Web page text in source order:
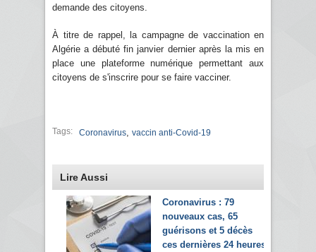
demande des citoyens.
À titre de rappel, la campagne de vaccination en
Algérie a débuté fin janvier dernier après la mis en
place une plateforme numérique permettant aux
citoyens de s'inscrire pour se faire vacciner.
Tags: Coronavirus vaccin anti-Covid-19
Lire Aussi
Coronavirus : 79
nouveaux cas, 65
guérisons et 5 décès
ces dernières 24 heures